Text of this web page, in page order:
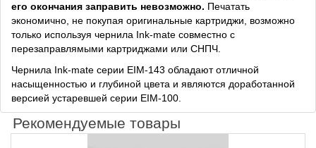
его окончания заправить невозможно. Печатать
экономично, не покупая оригинальные картриджи, возможно
только используя чернила Ink-mate совместно с
перезаправлямыми картриджами или СНПЧ.
Чернила Ink-mate серии EIM-143 обладают отличной
насыщенностью и глубиной цвета и являются доработанной
версией устаревшей серии EIM-100.
Рекомендуемые товары